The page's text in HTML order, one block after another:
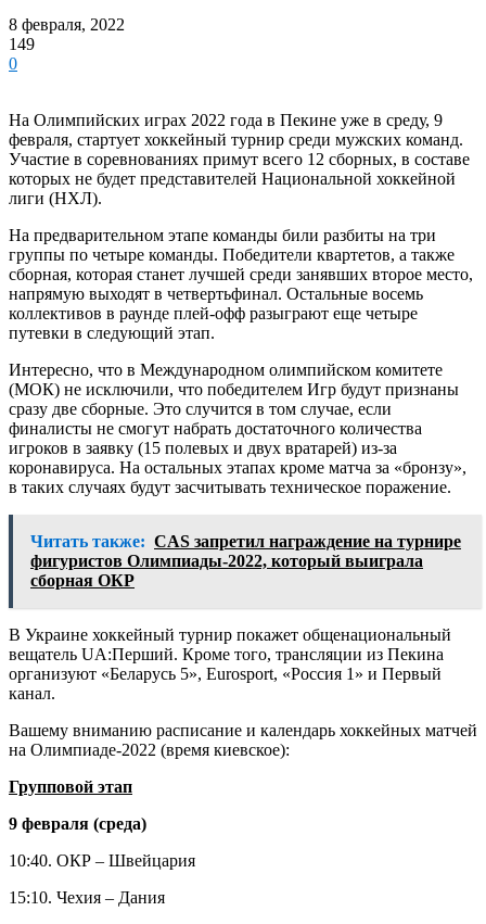
8 февраля, 2022
149
0
На Олимпийских играх 2022 года в Пекине уже в среду, 9
февраля, стартует хоккейный турнир среди мужских команд.
Участие в соревнованиях примут всего 12 сборных, в составе
которых не будет представителей Национальной хоккейной
лиги (НХЛ).
На предварительном этапе команды били разбиты на три
группы по четыре команды. Победители квартетов, а также
сборная, которая станет лучшей среди занявших второе место,
напрямую выходят в четвертьфинал. Остальные восемь
коллективов в раунде плей-офф разыграют еще четыре
путевки в следующий этап.
Интересно, что в Международном олимпийском комитете
(МОК) не исключили, что победителем Игр будут признаны
сразу две сборные. Это случится в том случае, если
финалисты не смогут набрать достаточного количества
игроков в заявку (15 полевых и двух вратарей) из-за
коронавируса. На остальных этапах кроме матча за «бронзу»,
в таких случаях будут засчитывать техническое поражение.
Читать также: CAS запретил награждение на турнире
фигуристов Олимпиады-2022, который выиграла
сборная ОКР
В Украине хоккейный турнир покажет общенациональный
вещатель UA:Перший. Кроме того, трансляции из Пекина
организуют «Беларусь 5», Eurosport, «Россия 1» и Первый
канал.
Вашему вниманию расписание и календарь хоккейных матчей
на Олимпиаде-2022 (время киевское):
Групповой этап
9 февраля (среда)
10:40. ОКР – Швейцария
15:10. Чехия – Дания